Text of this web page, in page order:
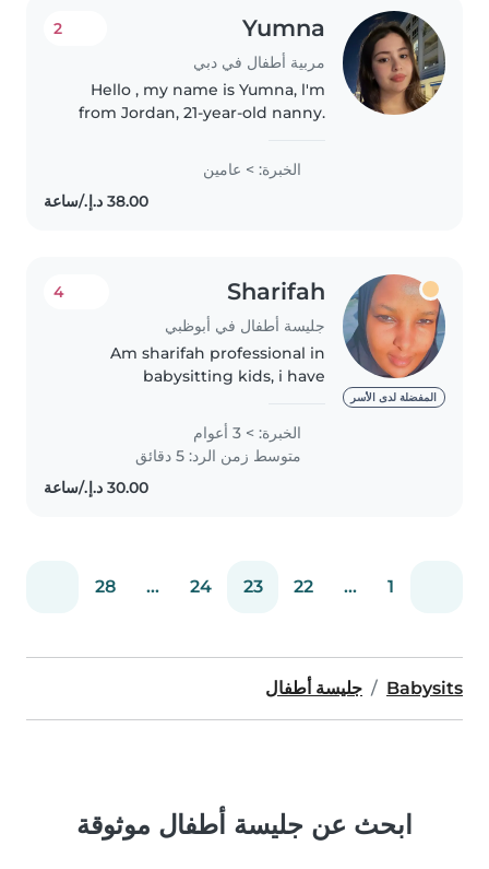
Yumna
مربية أطفال في دبي
2
Hello , my name is Yumna, l'm
from Jordan, 21-year-old nanny.
in dealing with children I
previously worked for a family
with four children in Dubai,..
الخبرة: > عامين
المفضلة لدى الأسر
Sharifah
جليسة أطفال في أبوظبي
4
Am sharifah professional in
babysitting kids, i have
experience in toddler,
gradeschooler, preschooler ,I can
also help with house chores like
الخبرة: > 3 أعوام
متوسط زمن الرد: 5 دقائق
1
...
22
23
24
...
28
Babysits جليسة أطفال
ابحث عن جليسة أطفال موثوقة